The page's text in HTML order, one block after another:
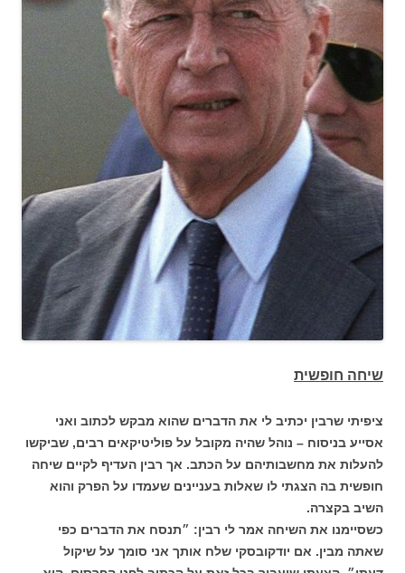
שיחה חופשית
ציפיתי שרבין יכתיב לי את הדברים שהוא מבקש לכתוב ואני
אסייע בניסוח – נוהל שהיה מקובל על פוליטיקאים רבים, שביקשו
להעלות את מחשבותיהם על הכתב. אך רבין העדיף לקיים שיחה
חופשית בה הצגתי לו שאלות בעניינים שעמדו על הפרק והוא
השיב בקצרה.
כשסיימנו את השיחה אמר לי רבין: ״תנסח את הדברים כפי
שאתה מבין. אם יודקובסקי שלח אותך אני סומך על שיקול